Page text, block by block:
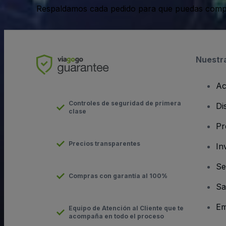
Respaldamos cada pedido para que puedas
Controles de seguridad de primera
clase
Precios transparentes
Compras con garantía al 100%
Equipo de Atención al Cliente que te
acompaña en todo el proceso